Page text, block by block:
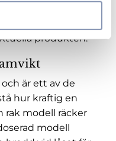
produkten.
är ett av de
hur kraftig en
rak modell räcker
modell